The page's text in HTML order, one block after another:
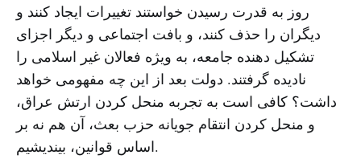
روز به قدرت رسیدن خواستند تغییرات ایجاد کنند و
دیگران را حذف کنند، و بافت اجتماعی و دیگر اجزای
تشکیل دهنده جامعه، به ویژه فعالان غیر اسلامی را
نادیده گرفتند. دولت بعد از این چه مفهومی خواهد
داشت؟ کافی است به تجربه منحل کردن ارتش عراق،
و منحل کردن انتقام جویانه حزب بعث، آن هم نه بر
اساس قوانین، بیندیشیم.